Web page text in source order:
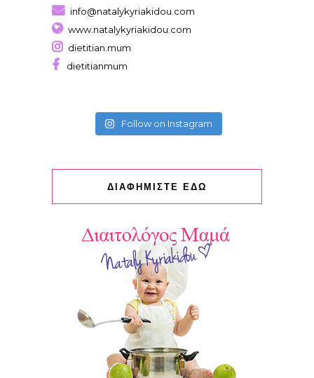
info@natalykyriakidou.com
www.natalykyriakidou.com
dietitian.mum
dietitianmum
Follow on Instagram
ΔΙΑΦΗΜΙΣΤΕ ΕΔΩ